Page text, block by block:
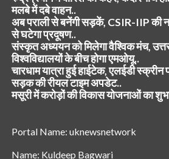
मलबे में दबे वाहन..
अब पराली से बनेंगी सड़कें, CSIR-IIP की
से घटेगा प्रदूषण..
संस्कृत अध्ययन को मिलेगा वैश्विक मंच,
विश्वविद्यालयों के बीच होगा एमओयू..
चारधाम यात्रा हुई हाईटेक, एलईडी स्क्रीन
सड़क की रीयल टाइम अपडेट..
मसूरी में करोड़ों की विकास योजनाओं का
Portal Name: uknewsnetwork
Name: Kuldeep Bagwari